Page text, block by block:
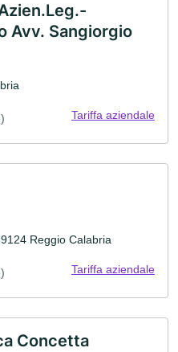
Avv. Sangiorgio
Tariffa aziendale
Reggio Calabria
Tariffa aziendale
Concetta